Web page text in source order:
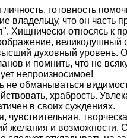
личность, готовность
владельцу, что он часть
Хищнически относясь к
духовный уровень.
и помнить, что не
непроизносимое!
не обманываться
храбрость.
в своих суждениях.
чувствительная,
желания и возможности.